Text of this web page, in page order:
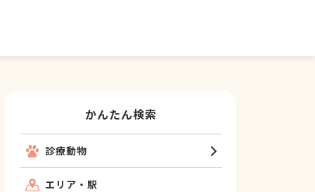
かんたん検索
診療動物
エリア・駅